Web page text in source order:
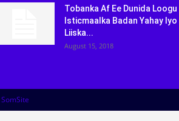
Tobanka Af Ee Dunida Loogu
Isticmaalka Badan Yahay Iyo
Liiska...
August 15, 2018
SomSite